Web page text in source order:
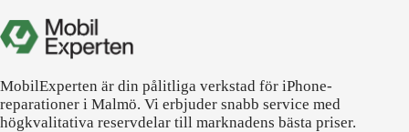
MobilExperten är din pålitliga verkstad för iPhone-
reparationer i Malmö. Vi erbjuder snabb service med
högkvalitativa reservdelar till marknadens bästa priser.